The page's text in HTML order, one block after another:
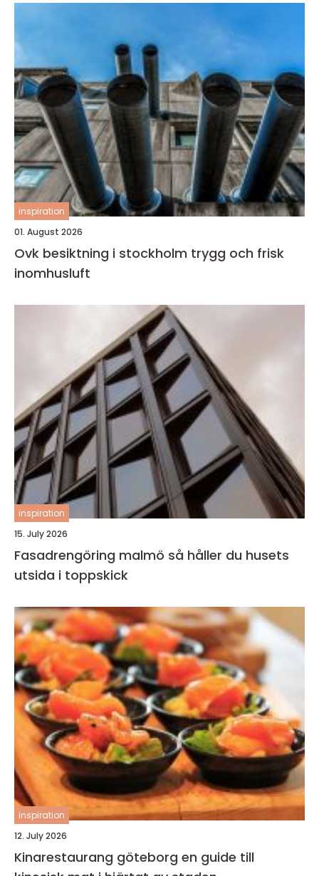
inspiration
01. August 2026
Ovk besiktning i stockholm trygg och frisk
inomhusluft
inspiration
15. July 2026
Fasadrengöring malmö så håller du husets
utsida i toppskick
inspiration
12. July 2026
Kinarestaurang göteborg en guide till